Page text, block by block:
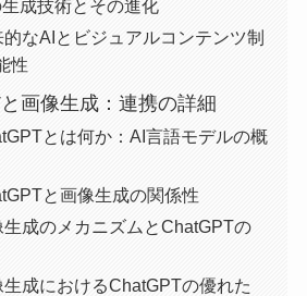
成技術とその進化
的なAIとビジュアルコンテンツ制
性
画像生成：連携の詳細
とは何か：AI言語モデルの概
と画像生成の関係性
生成のメカニズムとChatGPTの
生成におけるChatGPTの優れた